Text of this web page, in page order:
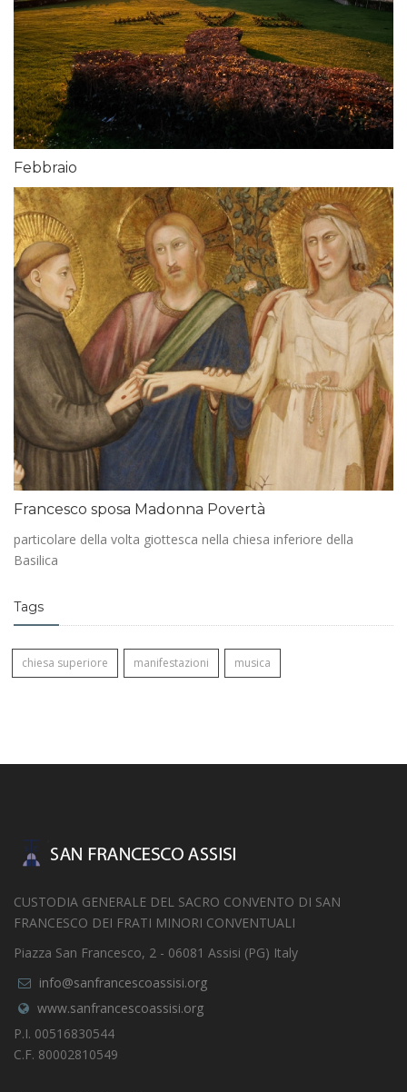
Febbraio
Francesco sposa Madonna Povertà
particolare della volta giottesca nella chiesa inferiore della
Basilica
Tags
chiesa superiore manifestazioni musica
CUSTODIA GENERALE DEL SACRO CONVENTO DI SAN
FRANCESCO DEI FRATI MINORI CONVENTUALI
Piazza San Francesco, 2 - 06081 Assisi (PG) Italy
info@sanfrancescoassisi.org
www.sanfrancescoassisi.org
P.I. 00516830544
C.F. 80002810549